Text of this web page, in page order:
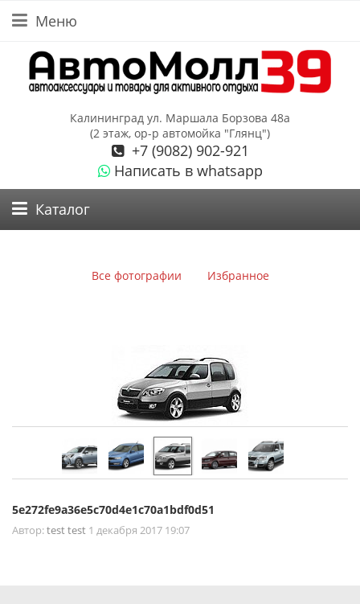
Меню
Калининград ул. Маршала Борзова 48а
(2 этаж, ор-р автомойка "Глянц")
+7 (9082) 902-921
Написать в whatsapp
Каталог
Все фотографии Избранное
5e272fe9a36e5c70d4e1c70a1bdf0d51
Автор:test test 1 декабря 2017 19:07